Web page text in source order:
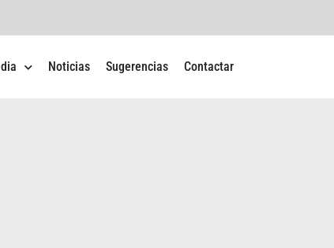
Noticias Sugerencias Contactar